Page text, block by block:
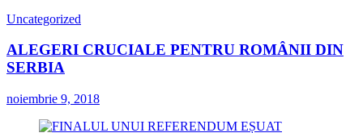
Uncategorized
ALEGERI CRUCIALE PENTRU ROMÂNII DIN
SERBIA
noiembrie 9, 2018